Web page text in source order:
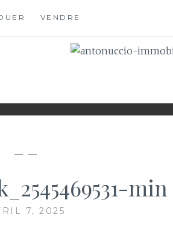
VENDRE
— —
min
7, 2025